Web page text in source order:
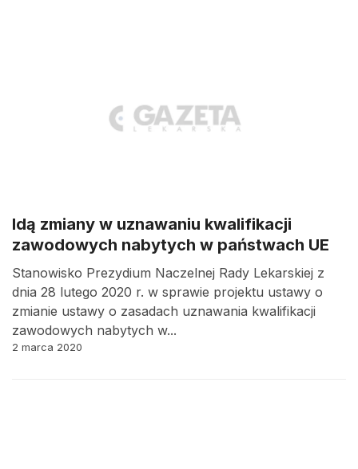
Idą zmiany w uznawaniu kwalifikacji
zawodowych nabytych w państwach UE
Stanowisko Prezydium Naczelnej Rady Lekarskiej z
dnia 28 lutego 2020 r. w sprawie projektu ustawy o
zmianie ustawy o zasadach uznawania kwalifikacji
zawodowych nabytych w...
2 marca 2020